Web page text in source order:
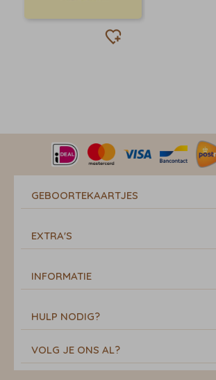
GEBOORTEKAARTJES
EXTRA'S
INFORMATIE
HULP NODIG?
VOLG JE ONS AL?